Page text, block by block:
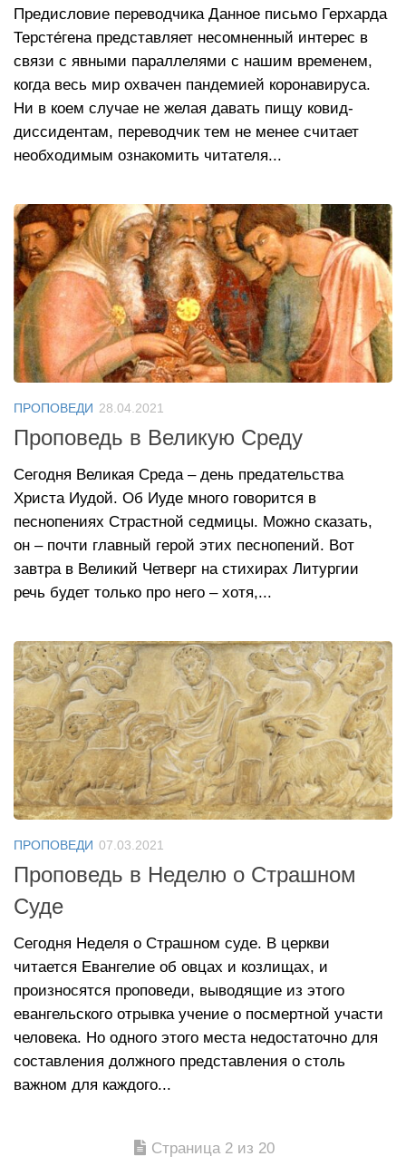
Предисловие переводчика Данное письмо Герхарда
Терсте́гена представляет несомненный интерес в
связи с явными параллелями с нашим временем,
когда весь мир охвачен пандемией коронавируса.
Ни в коем случае не желая давать пищу ковид-
диссидентам, переводчик тем не менее считает
необходимым ознакомить читателя...
ПРОПОВЕДИ 28.04.2021
Проповедь в Великую Среду
Сегодня Великая Среда – день предательства
Христа Иудой. Об Иуде много говорится в
песнопениях Страстной седмицы. Можно сказать,
он – почти главный герой этих песнопений. Вот
завтра в Великий Четверг на стихирах Литургии
речь будет только про него – хотя,...
ПРОПОВЕДИ 07.03.2021
Проповедь в Неделю о Страшном
Суде
Сегодня Неделя о Страшном суде. В церкви
читается Евангелие об овцах и козлищах, и
произносятся проповеди, выводящие из этого
евангельского отрывка учение о посмертной участи
человека. Но одного этого места недостаточно для
составления должного представления о столь
важном для каждого...
Страница 2 из 20